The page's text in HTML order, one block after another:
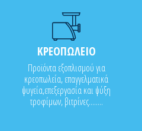
ΚΡΕΟΠΩΛΕΙΟ
Προϊόντα εξοπλισμού για
κρεοπωλεία, επαγγελματικά
ψυγεία,επεξεργασία και ψύξη
τροφίμων, βιτρίνες........